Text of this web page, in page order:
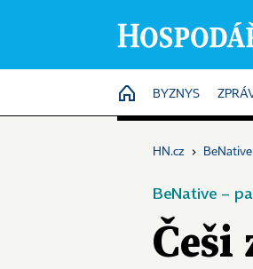
HOME
BYZNYS
HN.cz › BeNative
BeNative –
Češi